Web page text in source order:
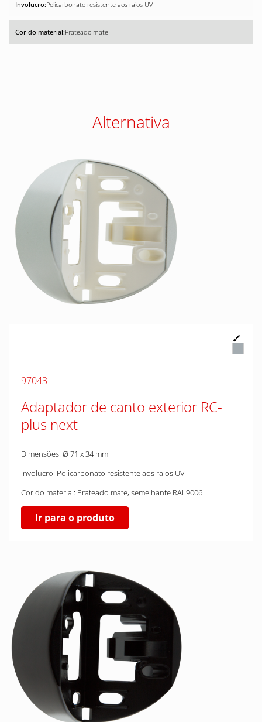
Policarbonato resistente aos raios UV
Prateado mate
Alternativa
97043
Adaptador de canto exterior RC-
plus next
Dimensões: Ø 71 x 34 mm
Involucro: Policarbonato resistente aos raios UV
Cor do material: Prateado mate, semelhante RAL9006
Ir para o produto